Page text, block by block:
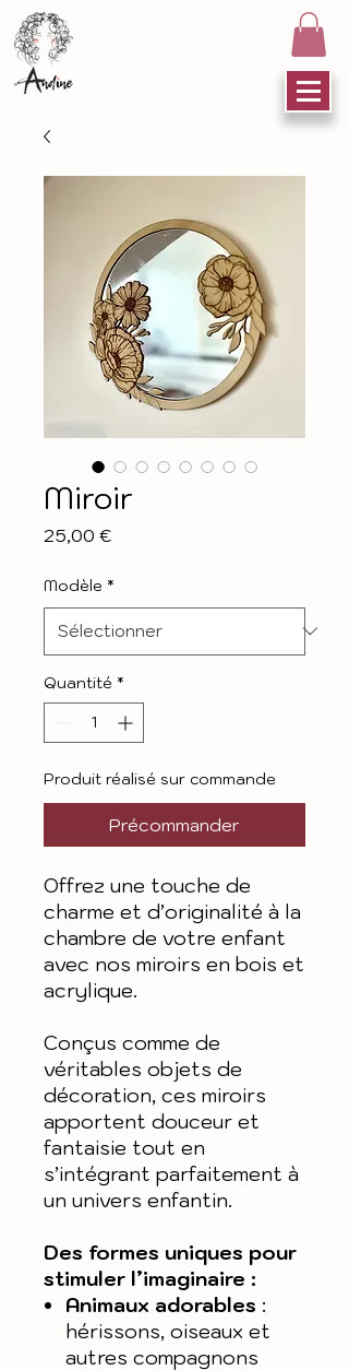
Miroir
25,00 €
Modèle *
Quantité *
Produit réalisé sur commande
Précommander
Offrez une touche de
charme et d’originalité à la
chambre de votre enfant
avec nos miroirs en bois et
acrylique.
Conçus comme de
véritables objets de
décoration, ces miroirs
apportent douceur et
fantaisie tout en
s’intégrant parfaitement à
un univers enfantin.
Des formes uniques pour
stimuler l’imaginaire :
Animaux adorables :
hérissons, oiseaux et
autres compagnons